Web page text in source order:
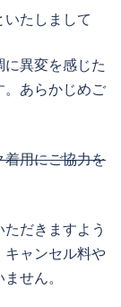
たしまして
に異変を感じた
。あらかじめご
着用にご協力を
だきますよう
キャンセル料や
せん。